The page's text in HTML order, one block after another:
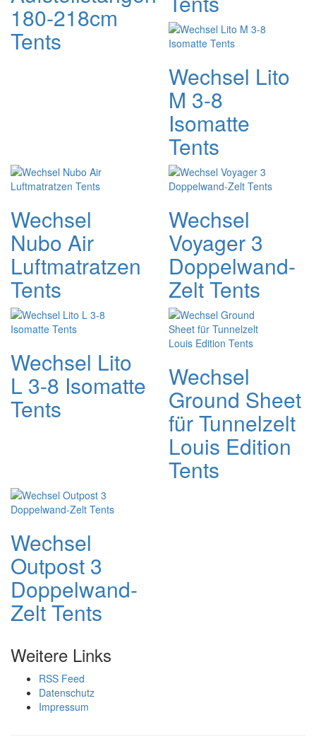
180-218cm
Tents
Wechsel Lito
M 3-8
Isomatte
Tents
Wechsel
Nubo Air
Luftmatratzen
Tents
Wechsel
Voyager 3
Doppelwand-
Zelt Tents
Wechsel Lito
L 3-8 Isomatte
Tents
Wechsel
Ground Sheet
für Tunnelzelt
Louis Edition
Tents
Wechsel
Outpost 3
Doppelwand-
Zelt Tents
Weitere Links
RSS Feed
Datenschutz
Impressum